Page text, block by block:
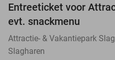
Entreeticket voor
evt. snackmenu
Attractie- & Vakantiepark
Slagharen